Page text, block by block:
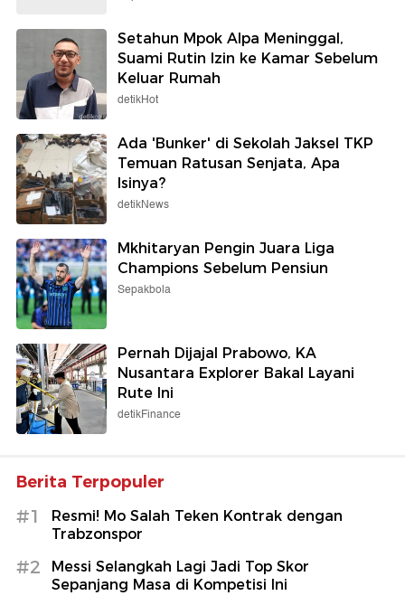
Setahun Mpok Alpa Meninggal,
Suami Rutin Izin ke Kamar Sebelum
Keluar Rumah
detikHot
Ada 'Bunker' di Sekolah Jaksel TKP
Temuan Ratusan Senjata, Apa
Isinya?
detikNews
Mkhitaryan Pengin Juara Liga
Champions Sebelum Pensiun
Sepakbola
Pernah Dijajal Prabowo, KA
Nusantara Explorer Bakal Layani
Rute Ini
detikFinance
Berita Terpopuler
#1
Resmi! Mo Salah Teken Kontrak dengan
Trabzonspor
#2
Messi Selangkah Lagi Jadi Top Skor
Sepanjang Masa di Kompetisi Ini